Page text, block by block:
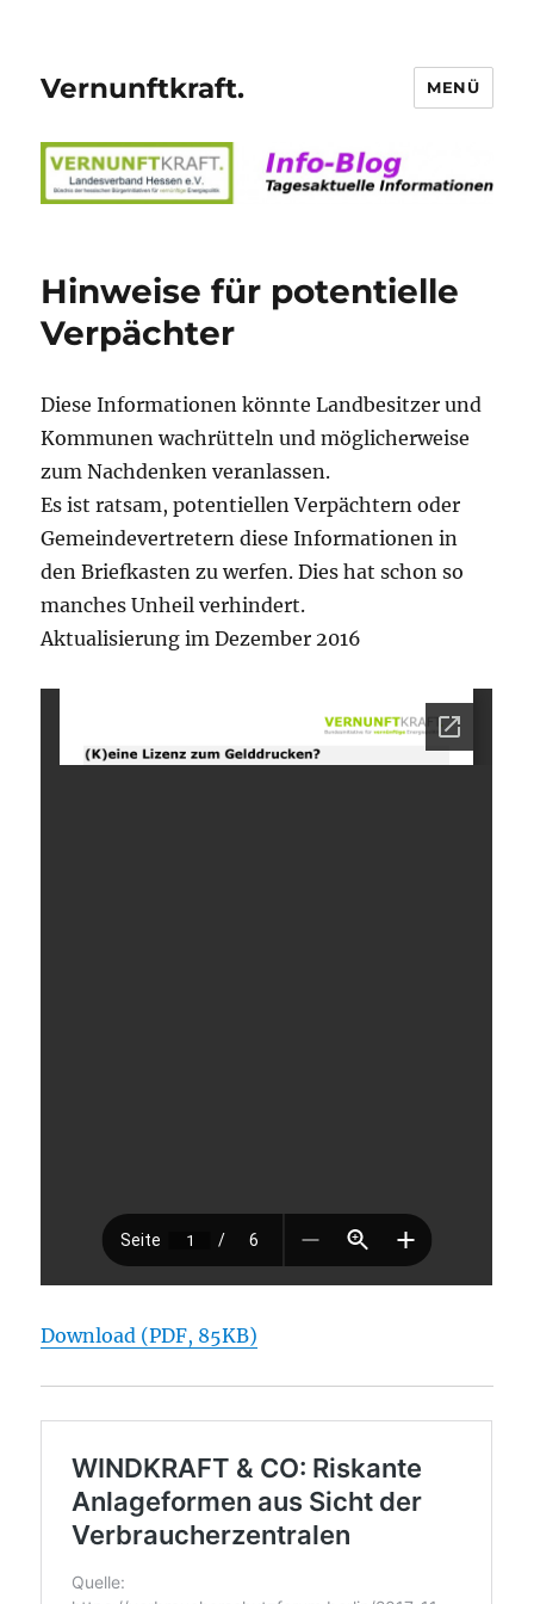
Vernunftkraft. MENÜ
Hinweise für potentielle
Verpächter
Diese Informationen könnte Landbesitzer und
Kommunen wachrütteln und möglicherweise
zum Nachdenken veranlassen.
Es ist ratsam, potentiellen Verpächtern oder
Gemeindevertretern diese Informationen in
den Briefkasten zu werfen. Dies hat schon so
manches Unheil verhindert.
Aktualisierung im Dezember 2016
Download (PDF, 85KB)